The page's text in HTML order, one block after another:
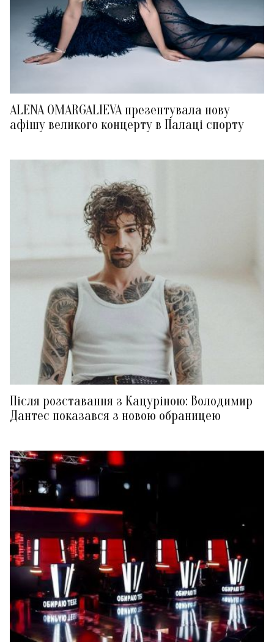
ALENA OMARGALIEVA презентувала нову
афішу великого концерту в Палаці спорту
Після розставання з Кацуріною: Володимир
Дантес показався з новою обраницею